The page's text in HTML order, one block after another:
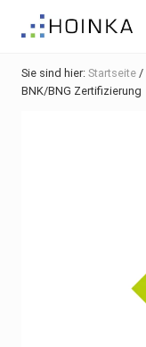
content
Hauptsidebar
Fußzeile
nachhaltig
Planen
Sie sind hier: Startseite /
BNK/BNG Zertifizierung